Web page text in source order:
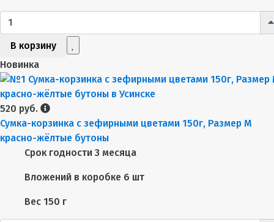
В корзину
Новинка
520 руб.
Сумка-корзинка с зефирными цветами 150г, Размер М
красно-жёлтые бутоны
Срок годности 3 месяца
Вложений в коробке 6 шт
Вес 150 г